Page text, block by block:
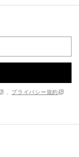
プライバシー規約